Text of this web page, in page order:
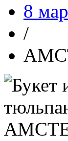
8
/